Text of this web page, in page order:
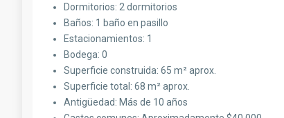
Dormitorios: 2 dormitorios
Baños: 1 baño en pasillo
Estacionamientos: 1
Bodega: 0
Superficie construida: 65 m² aprox.
Superficie total: 68 m² aprox.
Antigüedad: Más de 10 años